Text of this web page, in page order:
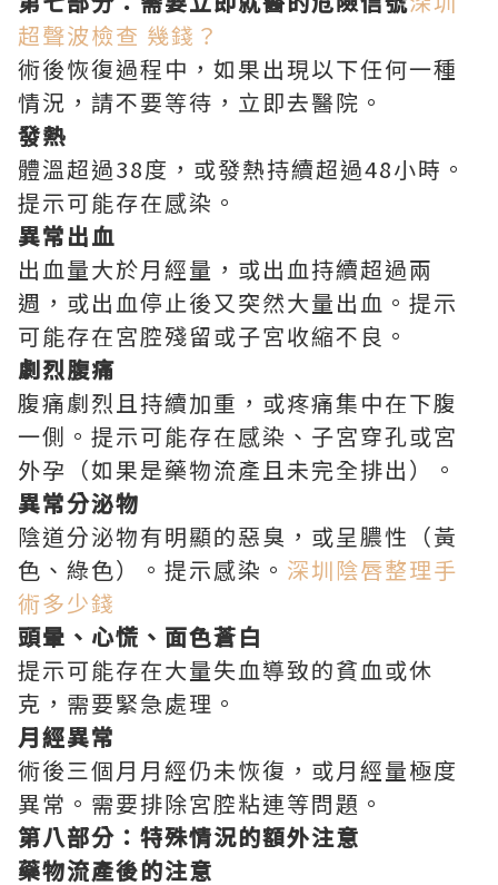
超聲波檢查 幾錢？
術後恢復過程中，如果出現以下任何一種
情況，請不要等待，立即去醫院。
發熱
體溫超過38度，或發熱持續超過48小時。
提示可能存在感染。
異常出血
出血量大於月經量，或出血持續超過兩
週，或出血停止後又突然大量出血。提示
可能存在宮腔殘留或子宮收縮不良。
劇烈腹痛
腹痛劇烈且持續加重，或疼痛集中在下腹
一側。提示可能存在感染、子宮穿孔或宮
外孕（如果是藥物流產且未完全排出）。
異常分泌物
陰道分泌物有明顯的惡臭，或呈膿性（黃
色、綠色）。提示感染。 深圳陰唇整理手
術多少錢
頭暈、心慌、面色蒼白
提示可能存在大量失血導致的貧血或休
克，需要緊急處理。
月經異常
術後三個月月經仍未恢復，或月經量極度
異常。需要排除宮腔粘連等問題。
第八部分：特殊情況的額外注意
藥物流產後的注意